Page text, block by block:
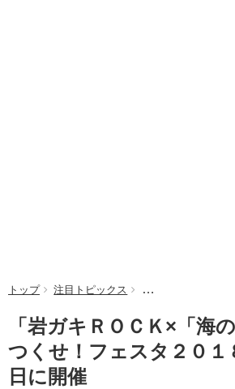
トップ 注目トピックス 「岩ガキＲＯＣＫ
「岩ガキＲＯＣＫ×「海
つくせ！フェスタ２０１
日に開催